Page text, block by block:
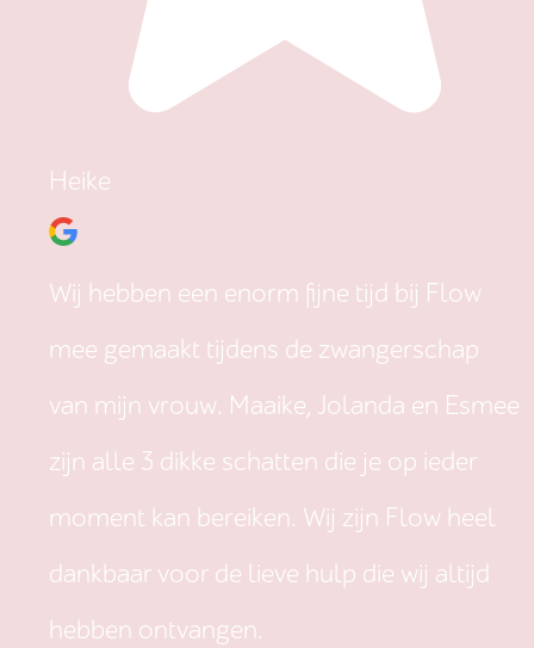
Heike
Wij hebben een enorm fijne tijd bij Flow
mee gemaakt tijdens de zwangerschap
van mijn vrouw. Maaike, Jolanda en Esmee
zijn alle 3 dikke schatten die je op ieder
moment kan bereiken. Wij zijn Flow heel
dankbaar voor de lieve hulp die wij altijd
hebben ontvangen.